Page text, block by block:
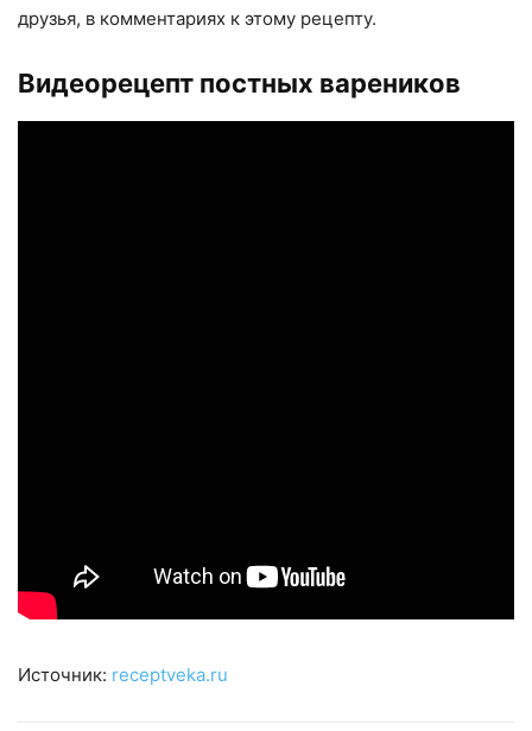
друзья, в комментариях к этому рецепту.
Видеорецепт постных вареников
Источник: receptveka.ru